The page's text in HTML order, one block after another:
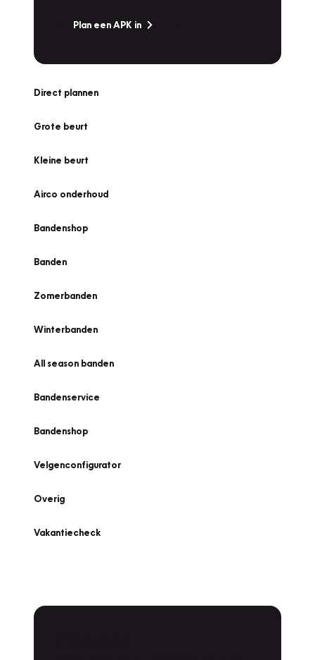
Plan een APK in
Direct plannen
Grote beurt
Kleine beurt
Airco onderhoud
Bandenshop
Banden
Zomerbanden
Winterbanden
All season banden
Bandenservice
Bandenshop
Velgenconfigurator
Overig
Vakantiecheck